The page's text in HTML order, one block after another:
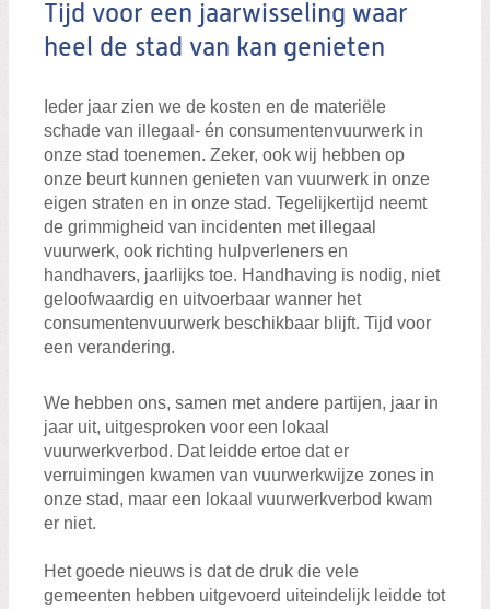
Tijd voor een jaarwisseling waar
heel de stad van kan genieten
Ieder jaar zien we de kosten en de materiële
schade van illegaal- én consumentenvuurwerk in
onze stad toenemen. Zeker, ook wij hebben op
onze beurt kunnen genieten van vuurwerk in onze
eigen straten en in onze stad. Tegelijkertijd neemt
de grimmigheid van incidenten met illegaal
vuurwerk, ook richting hulpverleners en
handhavers, jaarlijks toe. Handhaving is nodig, niet
geloofwaardig en uitvoerbaar wanner het
consumentenvuurwerk beschikbaar blijft. Tijd voor
een verandering.
We hebben ons, samen met andere partijen, jaar in
jaar uit, uitgesproken voor een lokaal
vuurwerkverbod. Dat leidde ertoe dat er
verruimingen kwamen van vuurwerkwijze zones in
onze stad, maar een lokaal vuurwerkverbod kwam
er niet.
Het goede nieuws is dat de druk die vele
gemeenten hebben uitgevoerd uiteindelijk leidde tot